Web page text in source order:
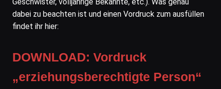
dabei zu beachten ist und einen Vordruck zum ausfüllen
findet ihr hier:
DOWNLOAD: Vordruck
„erziehungsberechtigte Person“